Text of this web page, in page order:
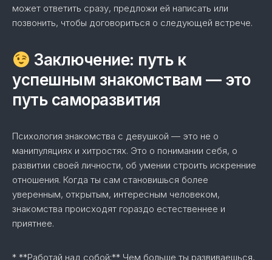
может ответить сразу, предложи ей написать или
позвонить, чтобы договориться о следующей встрече.
Заключение: путь к
успешным знакомствам — это
путь саморазвития
Психология знакомства с девушкой — это не о
манипуляциях и хитростях. Это о понимании себя, о
развитии своей личности, об умении строить искренние
отношения. Когда ты сам становишься более
уверенным, открытым, интересным человеком,
знакомства происходят гораздо естественнее и
приятнее.
* **Работай над собой:** Чем больше ты развиваешься,